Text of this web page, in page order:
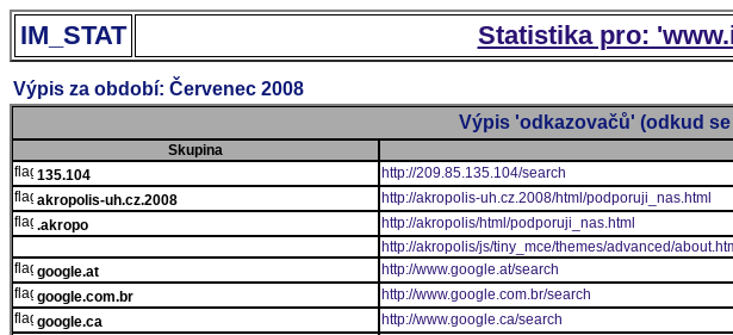
IM_STAT Statistika pro:
Výpis za období: Červenec 2008
Výpis 'odkazovačů' (odkud se
Skupina
135.104
http://209.85.135.104/search
akropolis-uh.cz.2008
http://akropolis-uh.cz.2008/html/podporuji_nas.html
.akropo
http://akropolis/html/podporuji_nas.html
http://akropolis/js/tiny_mce/themes/advanced/
google.at
http://www.google.at/search
google.com.br
http://www.google.com.br/search
google.ca
http://www.google.ca/search